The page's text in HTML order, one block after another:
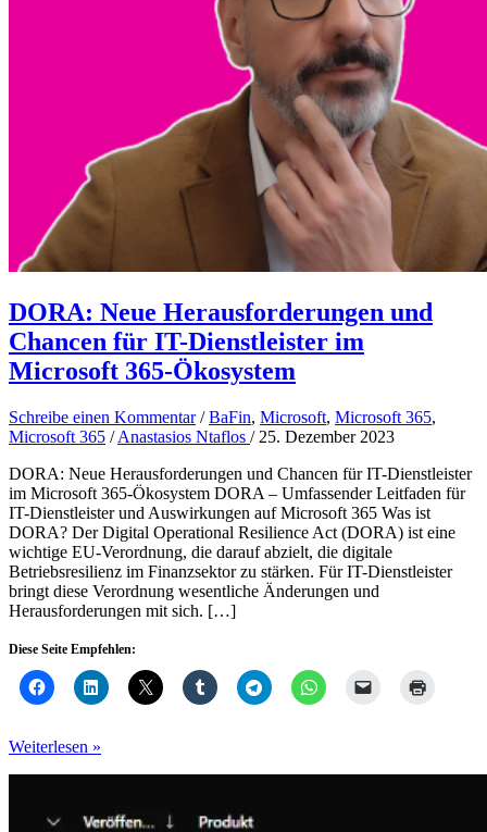
DORA: Neue Herausforderungen und
Chancen für IT-Dienstleister im
Microsoft 365-Ökosystem
Schreibe einen Kommentar /BaFin, Microsoft, Microsoft 365,
Microsoft 365 /Anastasios Ntaflos / 25. Dezember 2023
DORA: Neue Herausforderungen und Chancen für IT-Dienstleister
im Microsoft 365-Ökosystem DORA – Umfassender Leitfaden für
IT-Dienstleister und Auswirkungen auf Microsoft 365 Was ist
DORA? Der Digital Operational Resilience Act (DORA) ist eine
wichtige EU-Verordnung, die darauf abzielt, die digitale
Betriebsresilienz im Finanzsektor zu stärken. Für IT-Dienstleister
bringt diese Verordnung wesentliche Änderungen und
Herausforderungen mit sich. […]
Diese Seite Empfehlen:
DORA:
Chancen
Weiterlesen »